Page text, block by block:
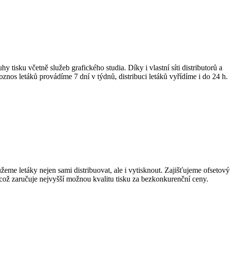
tisku včetně služeb grafického studia. Díky i vlastní síti distributorů a
letáků provádíme 7 dní v týdnů, distribuci letáků vyřídíme i do 24 h.
letáky nejen sami distribuovat, ale i vytisknout. Zajišťujeme ofsetový
zaručuje nejvyšší možnou kvalitu tisku za bezkonkurenční ceny.